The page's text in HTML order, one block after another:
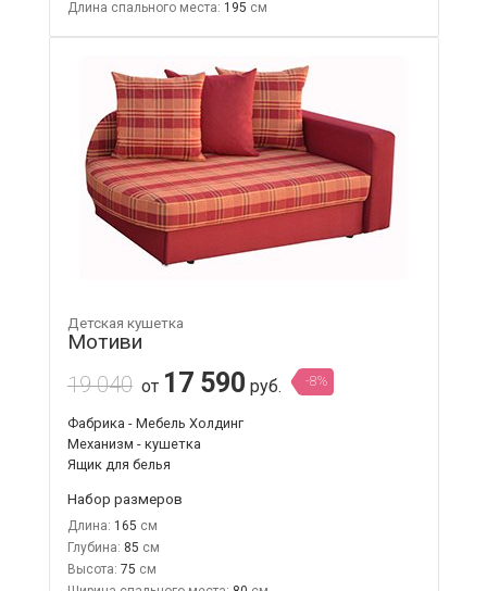
Длина спального места: 195
Детская кушетка
Мотиви
19 040 от 17 590 руб. -8%
Фабрика - Мебель Холдинг
Механизм - кушетка
Ящик для белья
Набор размеров
Длина: 165
Глубина: 85
Высота: 75